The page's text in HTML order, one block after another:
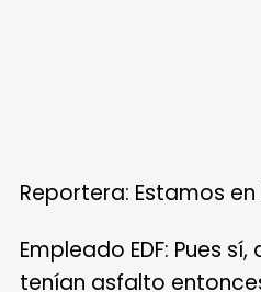
Reportera: Estamos
Empleado EDF: Pues
tenían asfalto